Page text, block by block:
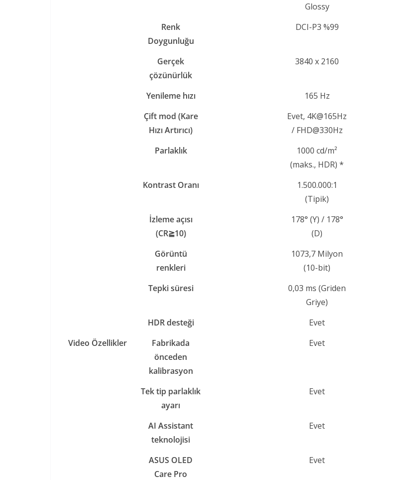
Glossy
Renk
Doygunluğu
DCI-P3 %99
Gerçek
çözünürlük
3840 x 2160
Yenileme hızı
165 Hz
Çift mod (Kare
Hızı Artırıcı)
Evet, 4K@165Hz
/ FHD@330Hz
Parlaklık
1000 cd/m²
(maks., HDR) *
Kontrast Oranı
1.500.000:1
(Tipik)
İzleme açısı
(CR≧10)
178° (Y) / 178°
(D)
Görüntü
renkleri
1073,7 Milyon
(10-bit)
Tepki süresi
0,03 ms (Griden
Griye)
HDR desteği
Evet
Video Özellikler
Fabrikada
önceden
kalibrasyon
Evet
Tek tip parlaklık
ayarı
Evet
AI Assistant
teknolojisi
Evet
ASUS OLED
Care Pro
Evet